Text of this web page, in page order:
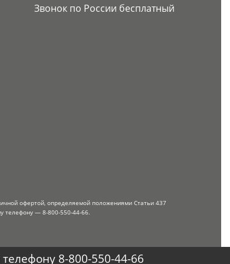
Звонок по России бесплатный
офертой, определяемой положениями Статьи 437
телефону — 8-800-550-44-66.
8-800-550-44-66